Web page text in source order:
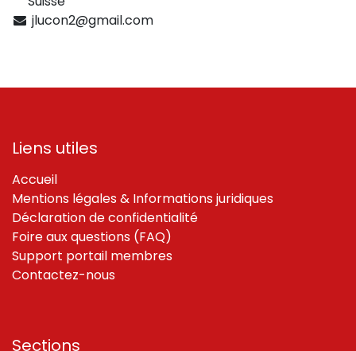
jlucon2@gmail.com
Liens utiles
Accueil
Mentions légales & Informations juridiques
Déclaration de confidentialité
Foire aux questions (FAQ)
Support portail membres
Contactez-nous
Sections